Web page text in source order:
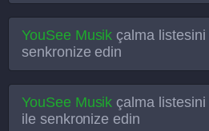
YouSee Musik çalma listesini
senkronize edin
YouSee Musik çalma listesini
ile senkronize edin